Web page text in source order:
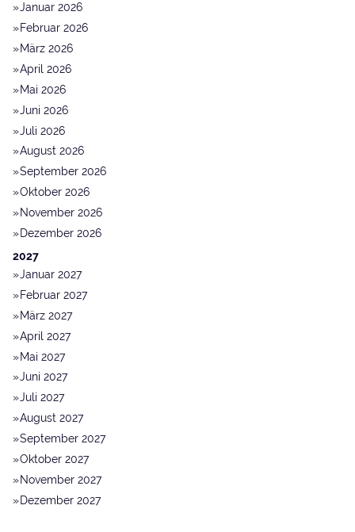
Januar 2026
Februar 2026
März 2026
April 2026
Mai 2026
Juni 2026
Juli 2026
August 2026
September 2026
Oktober 2026
November 2026
Dezember 2026
2027
Januar 2027
Februar 2027
März 2027
April 2027
Mai 2027
Juni 2027
Juli 2027
August 2027
September 2027
Oktober 2027
November 2027
Dezember 2027